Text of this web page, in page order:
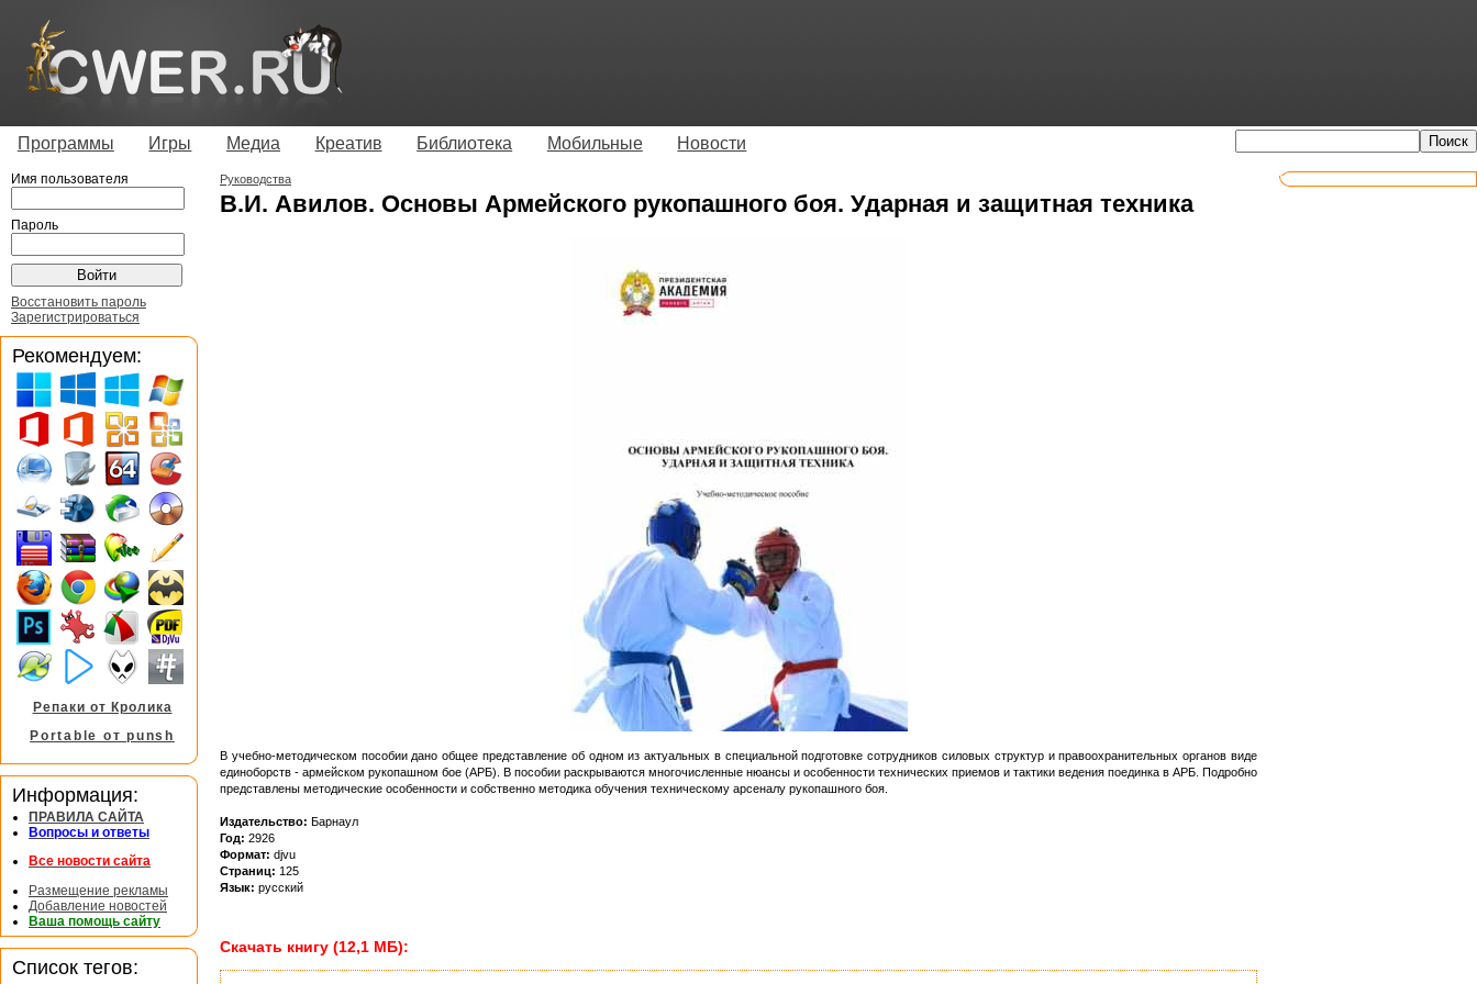
Программы Игры Медиа Креатив Библиотека Мобильные Новости
Руководства
В.И. Авилов. Основы Армейского рукопашного боя. Ударная и защитная техника
В учебно-методическом пособии дано общее представление об одном из актуальных в специальной подготовке сотрудников силовых структур и правоохранительных органов виде
единоборств - армейском рукопашном бое (АРБ). В пособии раскрываются многочисленные нюансы и особенности технических приемов и тактики ведения поединка в АРБ. Подробно
представлены методические особенности и собственно методика обучения техническому арсеналу рукопашного боя.
Издательство: Барнаул
Год: 2926
Формат: djvu
Страниц: 125
Язык: русский
Скачать книгу (12,1 МБ):
Имя пользователя
Пароль
Восстановить пароль
Зарегистрироваться
Рекомендуем:
Репаки от Кролика
Portable от punsh
Информация:
ПРАВИЛА САЙТА
Вопросы и ответы
Все новости сайта
Размещение рекламы
Добавление новостей
Ваша помощь сайту
Список тегов: